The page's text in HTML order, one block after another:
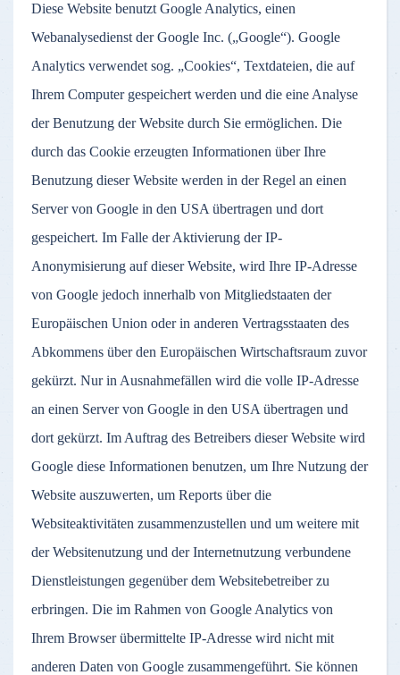
Diese Website benutzt Google Analytics, einen
Webanalysedienst der Google Inc. („Google“). Google
Analytics verwendet sog. „Cookies“, Textdateien, die auf
Ihrem Computer gespeichert werden und die eine Analyse
der Benutzung der Website durch Sie ermöglichen. Die
durch das Cookie erzeugten Informationen über Ihre
Benutzung dieser Website werden in der Regel an einen
Server von Google in den USA übertragen und dort
gespeichert. Im Falle der Aktivierung der IP-
Anonymisierung auf dieser Website, wird Ihre IP-Adresse
von Google jedoch innerhalb von Mitgliedstaaten der
Europäischen Union oder in anderen Vertragsstaaten des
Abkommens über den Europäischen Wirtschaftsraum zuvor
gekürzt. Nur in Ausnahmefällen wird die volle IP-Adresse
an einen Server von Google in den USA übertragen und
dort gekürzt. Im Auftrag des Betreibers dieser Website wird
Google diese Informationen benutzen, um Ihre Nutzung der
Website auszuwerten, um Reports über die
Websiteaktivitäten zusammenzustellen und um weitere mit
der Websitenutzung und der Internetnutzung verbundene
Dienstleistungen gegenüber dem Websitebetreiber zu
erbringen. Die im Rahmen von Google Analytics von
Ihrem Browser übermittelte IP-Adresse wird nicht mit
anderen Daten von Google zusammengeführt. Sie können